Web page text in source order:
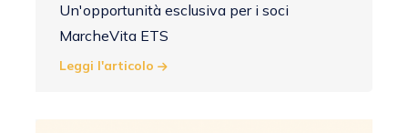
Un'opportunità esclusiva per i soci
MarcheVita ETS
Leggi l'articolo